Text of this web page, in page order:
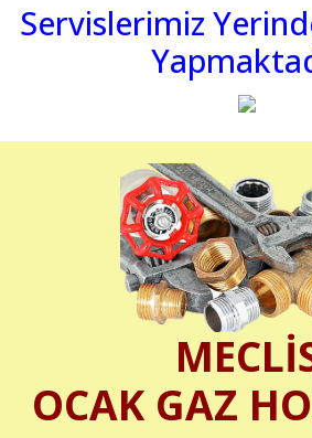
Servislerimiz
OCAK GAZ